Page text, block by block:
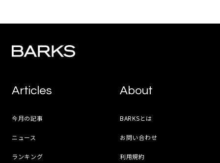
Articles
今月の記事
ニュース
ランキング
About
BARKSとは
お問い合わせ
利用規約